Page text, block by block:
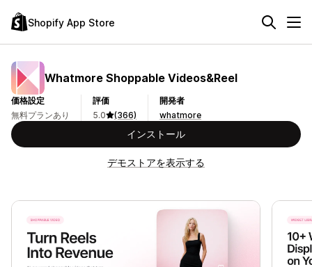
Shopify App Store
Whatmore Shoppable Videos&Reel
価格設定
無料プランあり
評価
5.0
(366)
開発者
whatmore
インストール
デモストアを表示する